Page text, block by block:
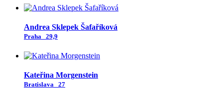
Andrea Sklepek Šafaříková
Praha 29,9
Kateřina Morgenstein
Bratislava 27